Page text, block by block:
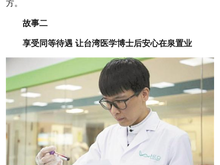
方。
故事二
享受同等待遇 让台湾医学博士后安心在泉置业